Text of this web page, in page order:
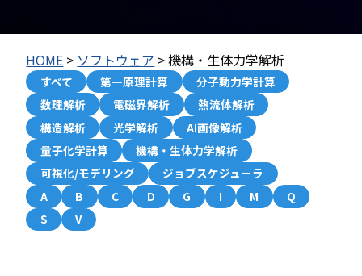
HOME > ソフトウェア >機構・生体力学解析
すべて 第一原理計算
分子動力学計算
数理解析
電磁界解析
熱流体解析
構造解析
光学解析
AI画像解析
量子化学計算
機構・生体力学解析
可視化/モデリング
ジョブスケジューラ
A
B C D G I M
Q
S
V